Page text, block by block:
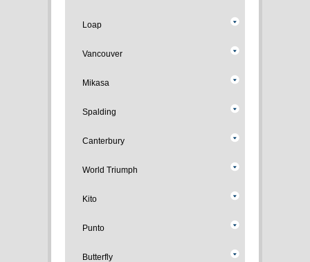
Loap
Vancouver
Mikasa
Spalding
Canterbury
World Triumph
Kito
Punto
Butterfly